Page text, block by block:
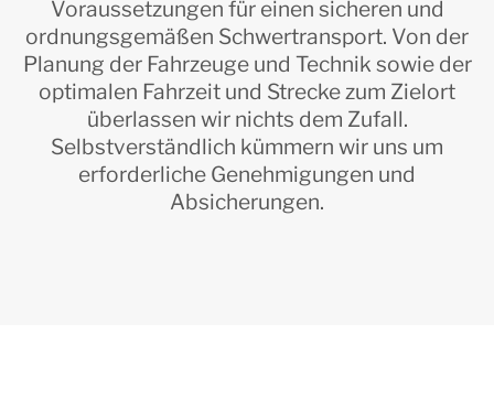
Voraussetzungen für einen sicheren und
ordnungsgemäßen Schwertransport. Von der
Planung der Fahrzeuge und Technik sowie der
optimalen Fahrzeit und Strecke zum Zielort
überlassen wir nichts dem Zufall.
Selbstverständlich kümmern wir uns um
erforderliche Genehmigungen und
Absicherungen.